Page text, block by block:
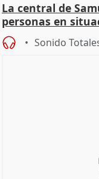
La central de
personas en
de Calor
Sonido